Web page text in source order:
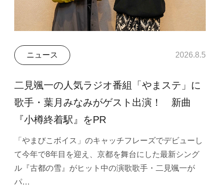
ニュース 2026.8.5
二見颯一の人気ラジオ番組「やまステ」に
歌手・葉月みなみがゲスト出演！ 新曲
『小樽終着駅』をPR
「やまびこボイス」のキャッチフレーズでデビューし
て今年で8年目を迎え、京都を舞台にした最新シング
ル『古都の雪』がヒット中の演歌歌手・二見颯一が
パ…